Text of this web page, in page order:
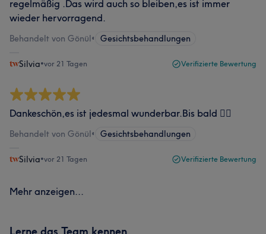
regelmäßig .Das wird auch so bleiben,es ist immer
wieder hervorragend.
Behandelt von Gönül• Gesichtsbehandlungen
Silvia•vor 21 Tagen Verifizierte Bewertung
Dankeschön,es ist jedesmal wunderbar.Bis bald 👍🏼
Behandelt von Gönül• Gesichtsbehandlungen
Silvia•vor 21 Tagen Verifizierte Bewertung
Mehr anzeigen...